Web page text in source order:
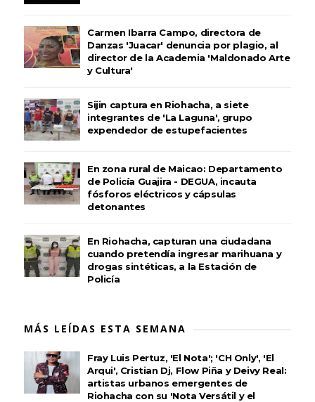
Carmen Ibarra Campo, directora de
Danzas 'Juacar' denuncia por plagio, al
director de la Academia 'Maldonado Arte
y Cultura'
Sijin captura en Riohacha, a siete
integrantes de 'La Laguna', grupo
expendedor de estupefacientes
En zona rural de Maicao: Departamento
de Policía Guajira - DEGUA, incauta
fósforos eléctricos y cápsulas
detonantes
En Riohacha, capturan una ciudadana
cuando pretendía ingresar marihuana y
drogas sintéticas, a la Estación de
Policía
MÁS LEÍDAS ESTA SEMANA
Fray Luis Pertuz, 'El Nota'; 'CH Only', 'El
Arqui', Cristian Dj, Flow Piña y Deivy Real:
artistas urbanos emergentes de
Riohacha con su 'Nota Versátil y el